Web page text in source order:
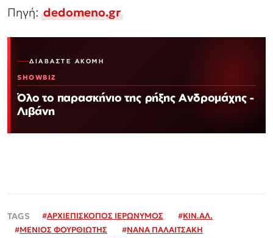
Πηγή:dedomeno.gr
ΔΙΑΒΆΣΤΕ ΑΚΌΜΗ
SHOWBIZ
Όλο το παρασκήνιο της ρήξης Ανδρομάχης -
Λιβάνη
#ΑΡΧΙΕΠΙΣΚΟΠΟΣ ΙΕΡΩΝΥΜΟΣ #ΚΙΝ.ΑΛ.
#ΜΕΝΙΟΣ ΦΟΥΡΘΙΩΤΗΣ #ΝΑΝΑ ΠΑΛΑΙΤΣΑΚΗ